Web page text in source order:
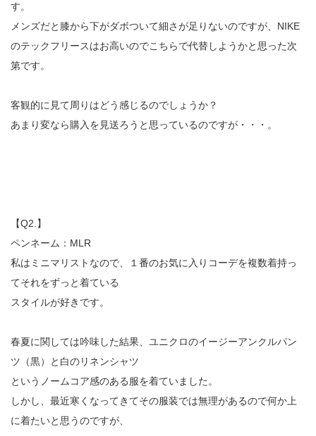
す。
メンズだと膝から下がダボついて細さが足りないのですが、NIKE
のテックフリースはお高いのでこちらで代替しようかと思った次
第です。
客観的に見て周りはどう感じるのでしょうか？
あまり変なら購入を見送ろうと思っているのですが・・・。
【Q2.】
ペンネーム：MLR
私はミニマリストなので、１番のお気に入りコーデを複数着持っ
てそれをずっと着ている
スタイルが好きです。
春夏に関しては吟味した結果、ユニクロのイージーアンクルパン
ツ（黒）と白のリネンシャツ
というノームコア感のある服を着ていました。
しかし、最近寒くなってきてその服装では無理があるので何か上
に着たいと思うのですが、